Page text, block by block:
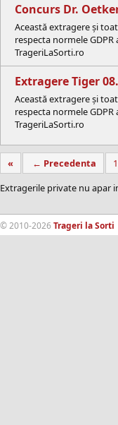
Concurs Dr.
Această extragere și
respecta normele
TrageriLaSorti.ro
Extragere Tiger
Această extragere și
respecta normele
TrageriLaSorti.ro
« ← Precedenta
Extragerile private nu apar
© 2010-2026Trageri la Sorti